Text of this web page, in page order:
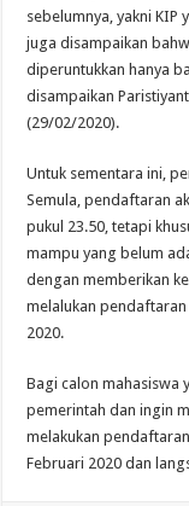
sebelumnya, yakni KIP
juga disampaikan
diperuntukkan hanya
disampaikan
(29/02/2020).
Untuk sementara ini,
Semula, pendaftaran
pukul 23.50, tetapi
mampu yang belum
dengan memberikan
melalukan
2020.
Bagi calon mahasiswa
pemerintah dan ingin
melakukan
Februari 2020 dan